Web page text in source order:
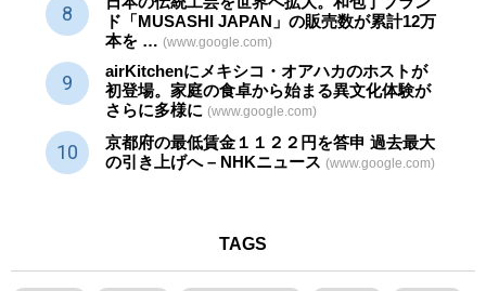
ド「MUSASHI JAPAN」の販売数が累計12万
本を … (www.google.com)
airKitchenにメキシコ・オアハカのホストが
初登場。家庭の食卓から始まる異文化体験が
さらに多様に (www.google.com)
京都府の最低賃金１１２２円を答申 過去最大
の引き上げへ – NHKニュース (www.google.com)
TAGS